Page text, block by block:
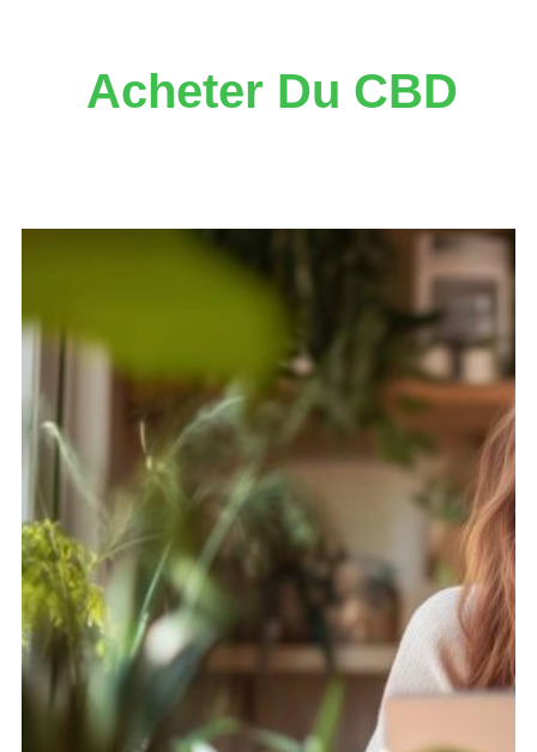
Acheter Du CBD